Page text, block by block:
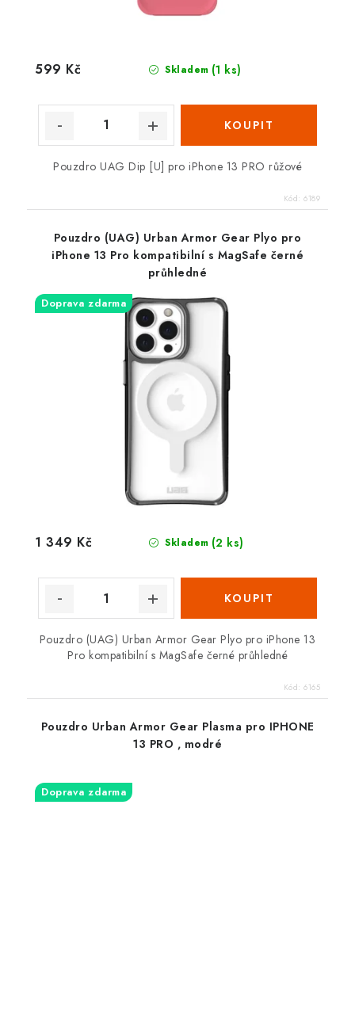
Skladem (1 ks)
599 Kč
Pouzdro UAG Dip [U] pro iPhone 13 PRO růžové
Kód: 6189
Pouzdro (UAG) Urban Armor Gear Plyo pro
iPhone 13 Pro kompatibilní s MagSafe černé
průhledné
Doprava zdarma
Skladem (2 ks)
1 349 Kč
Pouzdro (UAG) Urban Armor Gear Plyo pro iPhone 13
Pro kompatibilní s MagSafe černé průhledné
Kód: 6165
Pouzdro Urban Armor Gear Plasma pro IPHONE
13 PRO , modré
Doprava zdarma